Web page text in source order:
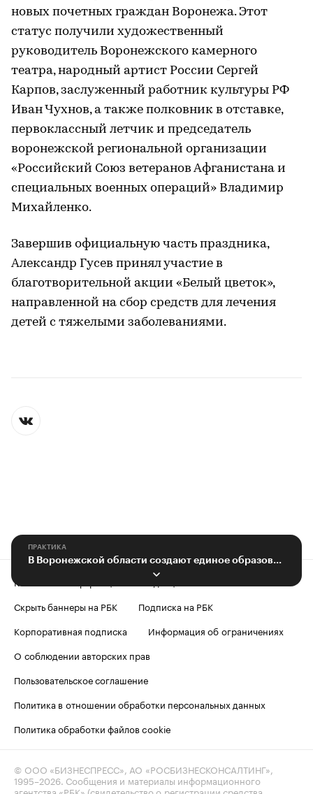
новых почетных граждан Воронежа. Этот
статус получили художественный
руководитель Воронежского камерного
театра, народный артист России Сергей
Карпов, заслуженный работник культуры РФ
Иван Чухнов, а также полковник в отставке,
первоклассный летчик и председатель
воронежской региональной организации
«Российский Союз ветеранов Афганистана и
специальных военных операций» Владимир
Михайленко.
Завершив официальную часть праздника,
Александр Гусев принял участие в
благотворительной акции «Белый цветок»,
направленной на сбор средств для лечения
детей с тяжелыми заболеваниями.
ПРАКТИКА
Контактная информация
Редакция
Скрыть баннеры на РБК
Подписка на РБК
Корпоративная подписка
Информация об ограничениях
О соблюдении авторских прав
Пользовательское соглашение
Политика в отношении обработки персональных данных
Политика обработки файлов cookie
© ООО «БИЗНЕСПРЕСС», АО «РОСБИЗНЕСКОНСАЛТИНГ»,
1995–2026 . Сообщения и материалы информационного
агентства «РБК» (свидетельство о регистрации средства